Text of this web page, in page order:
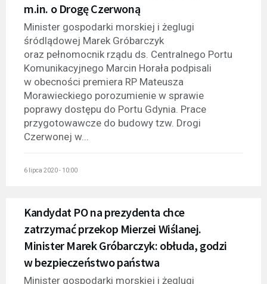
m.in. o Drogę Czerwoną
Minister gospodarki morskiej i żeglugi
śródlądowej Marek Gróbarczyk
oraz pełnomocnik rządu ds. Centralnego Portu
Komunikacyjnego Marcin Horała podpisali
w obecności premiera RP Mateusza
Morawieckiego porozumienie w sprawie
poprawy dostępu do Portu Gdynia. Prace
przygotowawcze do budowy tzw. Drogi
Czerwonej w...
6 lipca 2020 - 10:00
Kandydat PO na prezydenta chce
zatrzymać przekop Mierzei Wiślanej.
Minister Marek Gróbarczyk: obłuda, godzi
w bezpieczeństwo państwa
Minister gospodarki morskiej i żeglugi